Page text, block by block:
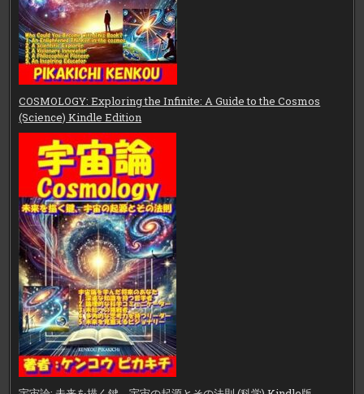
COSMOLOGY: Exploring the Infinite: A Guide to the Cosmos
(Science) Kindle Edition